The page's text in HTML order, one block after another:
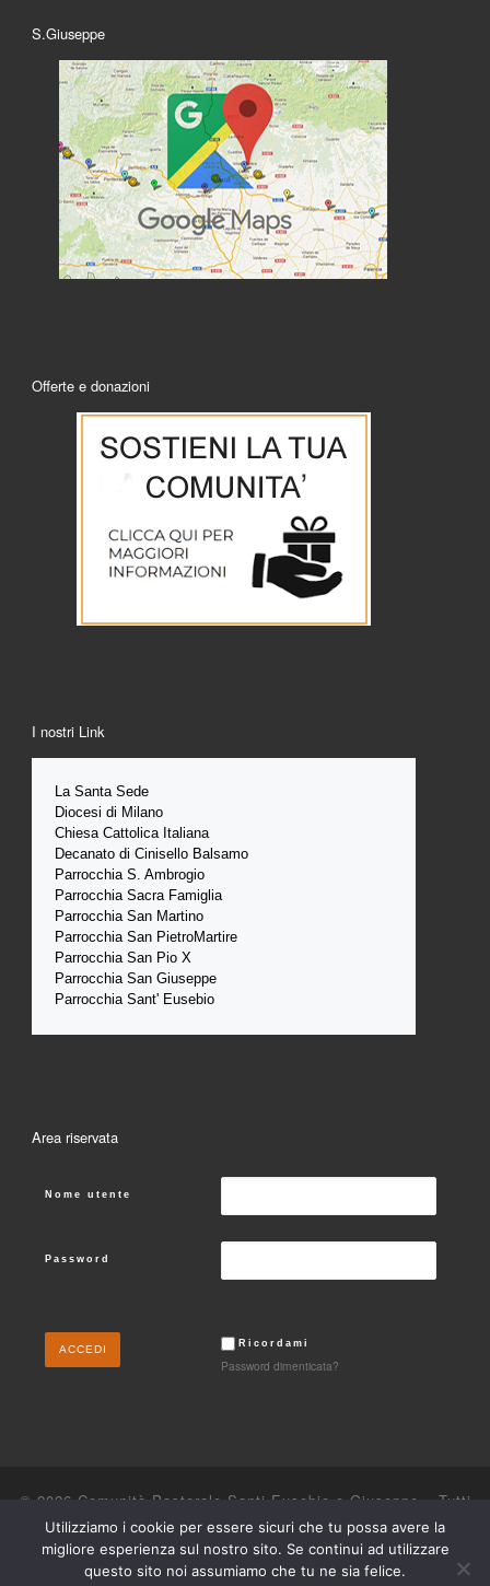
S.Giuseppe
Offerte e donazioni
I nostri Link
La Santa Sede
Diocesi di Milano
Chiesa Cattolica Italiana
Decanato di Cinisello Balsamo
Parrocchia S. Ambrogio
Parrocchia Sacra Famiglia
Parrocchia San Martino
Parrocchia San PietroMartire
Parrocchia San Pio X
Parrocchia San Giuseppe
Parrocchia Sant' Eusebio
Area riservata
Nome utente
Password
Ricordami
Password dimenticata?
© 2026 Comunità Pastorale Santi Eusebio e Giuseppe – Tutti
i diritti riservati
Powered byWP– Designed con il tema Customizr
Utilizziamo i cookie per essere sicuri che tu possa avere la
migliore esperienza sul nostro sito. Se continui ad utilizzare
questo sito noi assumiamo che tu ne sia felice.